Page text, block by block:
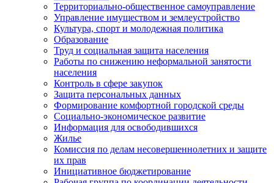
Территориально-общественное самоуправление
Управление имуществом и землеустройство
Культура, спорт и молодежная политика
Образование
Труд и социальная защита населения
Работы по снижению неформальной занятости
населения
Контроль в сфере закупок
Защита персональных данных
Формирование комфортной городской среды
Социально-экономическое развитие
Информация для освободившихся
Жилье
Комиссия по делам несовершеннолетних и защите
их прав
Инициативное бюджетирование